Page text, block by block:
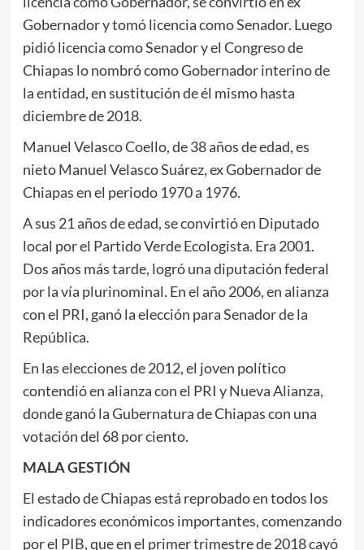
Gobernador y tomó licencia como Senador. Luego
pidió licencia como Senador y el Congreso de
Chiapas lo nombró como Gobernador interino de
la entidad, en sustitución de él mismo hasta
diciembre de 2018.
Manuel Velasco Coello, de 38 años de edad, es
nieto Manuel Velasco Suárez, ex Gobernador de
Chiapas en el periodo 1970 a 1976.
A sus 21 años de edad, se convirtió en Diputado
local por el Partido Verde Ecologista. Era 2001.
Dos años más tarde, logró una diputación federal
por la vía plurinominal. En el año 2006, en alianza
con el PRI, ganó la elección para Senador de la
República.
En las elecciones de 2012, el joven político
contendió en alianza con el PRI y Nueva Alianza,
donde ganó la Gubernatura de Chiapas con una
votación del 68 por ciento.
MALA GESTIÓN
El estado de Chiapas está reprobado en todos los
indicadores económicos importantes, comenzando
por el PIB, que en el primer trimestre de 2018 cayó